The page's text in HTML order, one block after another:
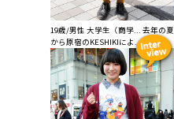
19歳/男性 大学生（商学... 去年の夏
から原宿のKESHIKIによ...